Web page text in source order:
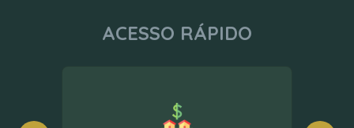
ACESSO RÁPIDO